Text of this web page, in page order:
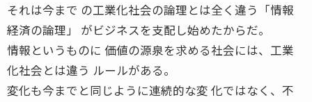
それは今まで の工業化社会の論理とは全く違う「情報
経済の論理」 がビジネスを支配し始めたからだ。
情報というものに 価値の源泉を求める社会には、工業
化社会とは違う ルールがある。
変化も今までと同じように連続的な変 化ではなく、不